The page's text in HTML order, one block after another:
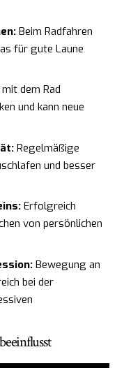
Beim Radfahren
für gute Laune
dem Rad
und kann neue
Regelmäßige
und besser
Erfolgreich
von persönlichen
Bewegung an
bei der